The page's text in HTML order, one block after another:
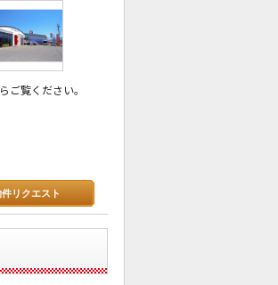
覧ください。
件リクエスト